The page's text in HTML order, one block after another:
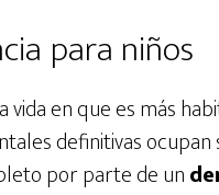
para niños
vida en que es más
definitivas
por parte de un